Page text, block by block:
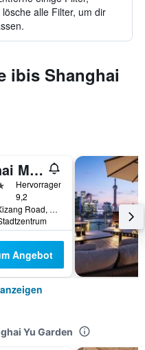
alle Filter, um dir
ibis Shanghai
Shanghai Marriott Marquis City Centre
Hervorragend
9,2
555 Middle Xizang Road, Shanghai, China
Angebot
Yu Garden